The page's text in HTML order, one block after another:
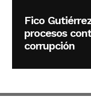
Fico
procesos
corrupción